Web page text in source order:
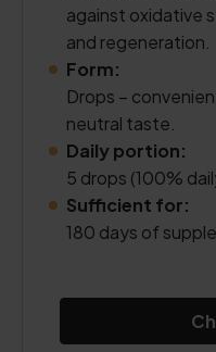
against oxidative
and regeneration.
Form:
Drops –
neutral taste.
Daily portion:
5 drops (100%
Sufficient for:
180 days of